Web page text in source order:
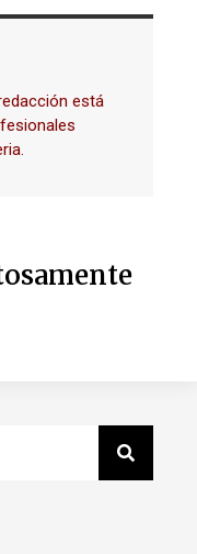
está